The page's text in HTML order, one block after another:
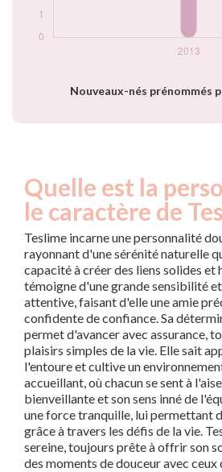
Nouveaux-nés prénommés
Quelle est la
le caractère de
Teslime incarne une personnalité
rayonnant d'une sérénité naturelle
capacité à créer des liens solides et
témoigne d'une grande sensibilité
attentive, faisant d'elle une amie
confidente de confiance. Sa
permet d'avancer avec assurance,
plaisirs simples de la vie. Elle sait
l'entoure et cultive un
accueillant, où chacun se sent à
bienveillante et son sens inné de
une force tranquille, lui permettant
grâce à travers les défis de la vie.
sereine, toujours prête à offrir son
des moments de douceur avec